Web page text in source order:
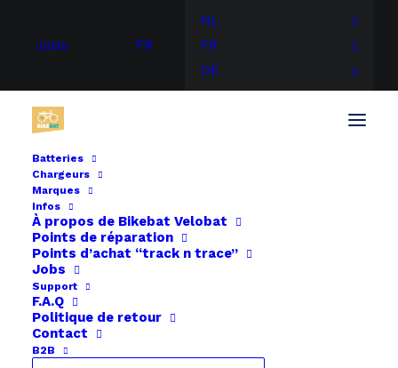
Jobs FR
NL
FR
DE
Batteries
Chargeurs
Marques
Infos
À propos de Bikebat Velobat
Points de réparation
Points d’achat “track n trace”
Jobs
Support
F.A.Q
Politique de retour
Contact
B2B
Accueil Ansmann